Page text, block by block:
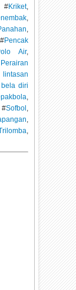
, #Kriket,
,
Pencak
Air,
diri
Sofbol